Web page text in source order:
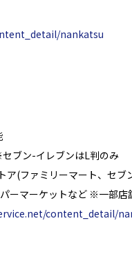
nankatsu
ブン-イレブンはL判のみ
ア(ファミリーマート、セ
ーマーケットなど ※一部店
content_detail/